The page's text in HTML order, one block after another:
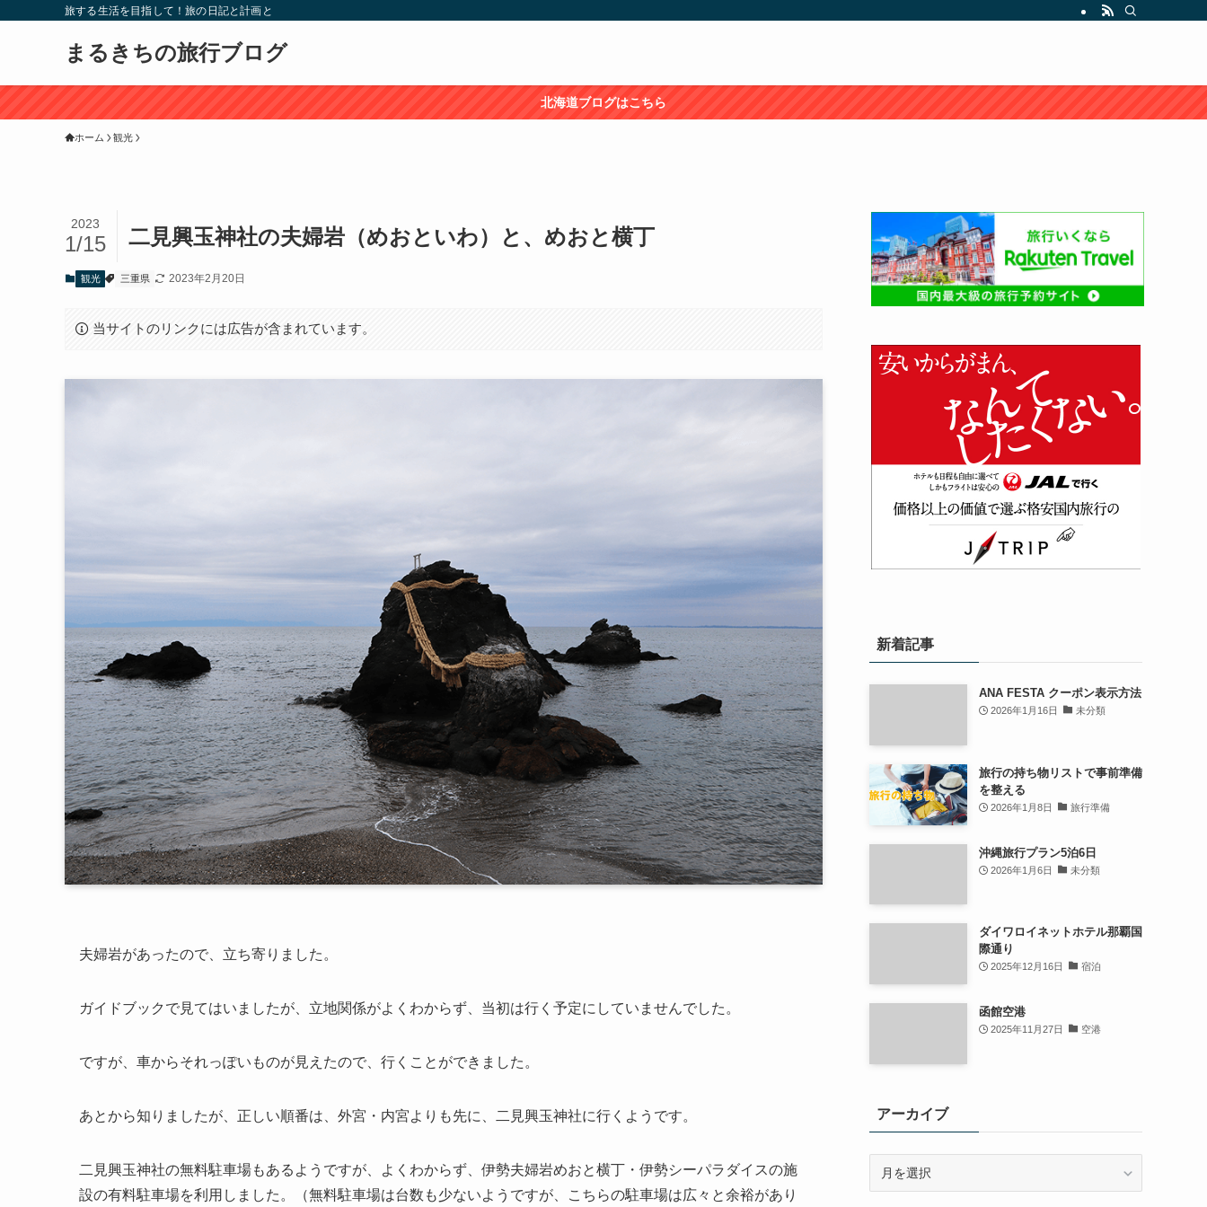
旅する生活を目指して！旅の日記と計画と
まるきちの旅行ブログ
北海道ブログはこちら
ホーム 観光
二見興玉神社の夫婦岩（めおといわ）と、めおと横丁
2023
1/15
観光 三重県 2023年2月20日
当サイトのリンクには広告が含まれています。
夫婦岩があったので、立ち寄りました。
ガイドブックで見てはいましたが、立地関係がよくわからず、当初は行く予定にしていませんでした。
ですが、車からそれっぽいものが見えたので、行くことができました。
あとから知りましたが、正しい順番は、外宮・内宮よりも先に、二見興玉神社に行くようです。
二見興玉神社の無料駐車場もあるようですが、よくわからず、伊勢夫婦岩めおと横丁・伊勢シーパラダイスの施
設の有料駐車場を利用しました。（無料駐車場は台数も少ないようですが、こちらの駐車場は広々と余裕があり
新着記事
ANA FESTA クーポン表示方法
2026年1月16日 未分類
旅行の持ち物リストで事前準備
を整える
2026年1月8日 旅行準備
沖縄旅行プラン5泊6日
2026年1月6日 未分類
ダイワロイネットホテル那覇国
際通り
2025年12月16日 宿泊
函館空港
2025年11月27日 空港
アーカイブ